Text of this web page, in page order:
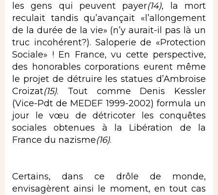
les gens qui peuvent payer(14), la mort
reculait tandis qu’avançait «l’allongement
de la durée de la vie» (n’y aurait-il pas là un
truc incohérent?). Saloperie de «Protection
Sociale» ! En France, vu cette perspective,
des honorables corporations eurent même
le projet de détruire les statues d’Ambroise
Croizat(15). Tout comme Denis Kessler
(Vice-Pdt de MEDEF 1999-2002) formula un
jour le vœu de détricoter les conquêtes
sociales obtenues à la Libération de la
France du nazisme(16).
Certains, dans ce drôle de monde,
envisagèrent ainsi le moment, en tout cas